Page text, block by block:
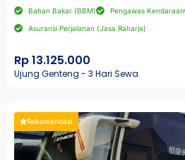
Bahan Bakar (BBM) Pengawas Kendaraan
Asuransi Perjalanan (Jasa Raharja)
Rp 13.125.000
Ujung Genteng - 3 Hari Sewa
Rekomendasi